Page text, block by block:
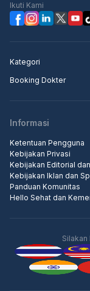
Ikuti Kami
Kategori
Booking Dokter
Informasi
Ketentuan Pengguna
Kebijakan Privasi
Kebijakan Editorial
Kebijakan Iklan dan
Panduan Komunitas
Hello Sehat dan